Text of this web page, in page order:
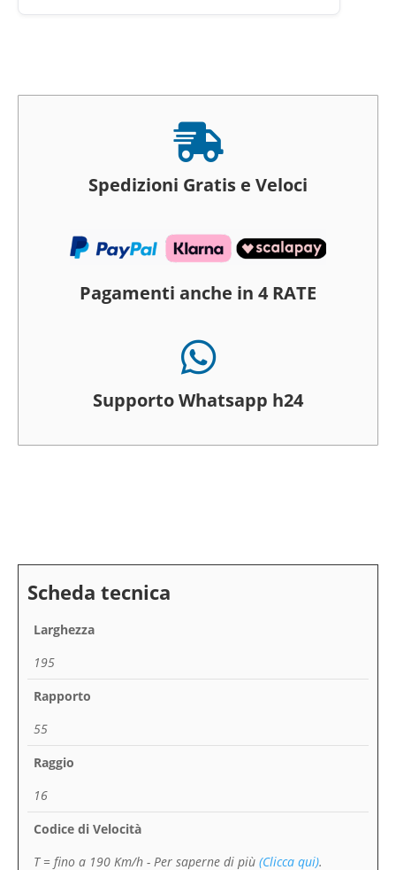

Spedizioni Gratis e Veloci
Pagamenti anche in 4 RATE

Supporto Whatsapp h24
Larghezza
195
Rapporto
55
Raggio
16
Codice di Velocità
T = fino a 190 Km/h - Per saperne di più (Clicca qui).